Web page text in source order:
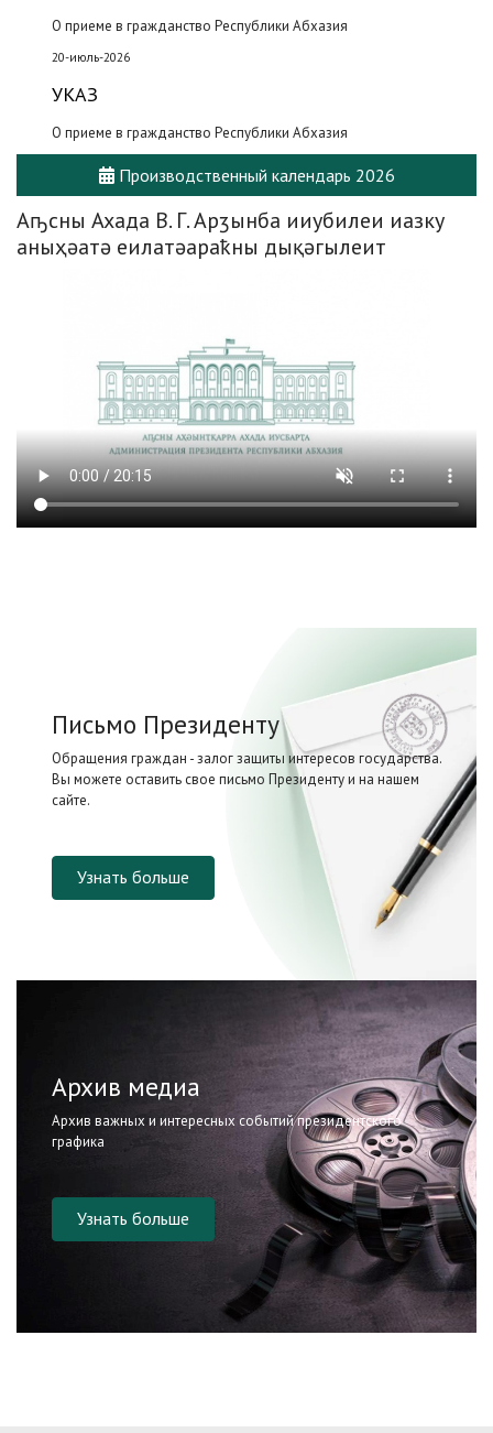
О приеме в гражданство Республики Абхазия
20-июль-2026
УКАЗ
О приеме в гражданство Республики Абхазия
Производственный календарь 2026
Аҧсны Ахада В. Г. Арӡынба ииубилеи иазку
аныҳәатә еилатәараҟны дықәгылеит
Письмо Президенту
Обращения граждан - залог защиты интересов государства.
Вы можете оставить свое письмо Президенту и на нашем
сайте.
Узнать больше
Архив медиа
Архив важных и интересных событий президентского
графика
Узнать больше